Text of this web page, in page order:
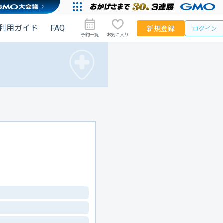
用ガイド FAQ
予約一覧 お気に入り
新規登録 ログイン